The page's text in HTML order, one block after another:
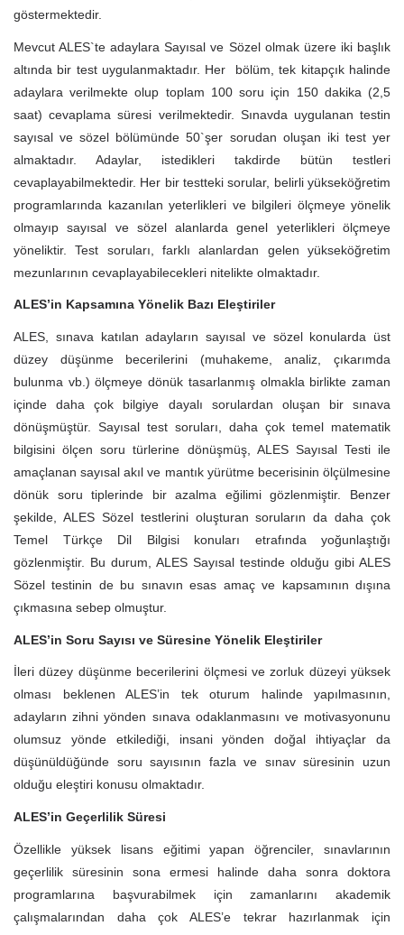
göstermektedir.
Mevcut ALES`te adaylara Sayısal ve Sözel olmak üzere iki başlık
altında bir test uygulanmaktadır. Her bölüm, tek kitapçık halinde
adaylara verilmekte olup toplam 100 soru için 150 dakika (2,5
saat) cevaplama süresi verilmektedir. Sınavda uygulanan testin
sayısal ve sözel bölümünde 50`şer sorudan oluşan iki test yer
almaktadır. Adaylar, istedikleri takdirde bütün testleri
cevaplayabilmektedir. Her bir testteki sorular, belirli yükseköğretim
programlarında kazanılan yeterlikleri ve bilgileri ölçmeye yönelik
olmayıp sayısal ve sözel alanlarda genel yeterlikleri ölçmeye
yöneliktir. Test soruları, farklı alanlardan gelen yükseköğretim
mezunlarının cevaplayabilecekleri nitelikte olmaktadır.
ALES’in Kapsamına Yönelik Bazı Eleştiriler
ALES, sınava katılan adayların sayısal ve sözel konularda üst
düzey düşünme becerilerini (muhakeme, analiz, çıkarımda
bulunma vb.) ölçmeye dönük tasarlanmış olmakla birlikte zaman
içinde daha çok bilgiye dayalı sorulardan oluşan bir sınava
dönüşmüştür. Sayısal test soruları, daha çok temel matematik
bilgisini ölçen soru türlerine dönüşmüş, ALES Sayısal Testi ile
amaçlanan sayısal akıl ve mantık yürütme becerisinin ölçülmesine
dönük soru tiplerinde bir azalma eğilimi gözlenmiştir. Benzer
şekilde, ALES Sözel testlerini oluşturan soruların da daha çok
Temel Türkçe Dil Bilgisi konuları etrafında yoğunlaştığı
gözlenmiştir. Bu durum, ALES Sayısal testinde olduğu gibi ALES
Sözel testinin de bu sınavın esas amaç ve kapsamının dışına
çıkmasına sebep olmuştur.
ALES’in Soru Sayısı ve Süresine Yönelik Eleştiriler
İleri düzey düşünme becerilerini ölçmesi ve zorluk düzeyi yüksek
olması beklenen ALES’in tek oturum halinde yapılmasının,
adayların zihni yönden sınava odaklanmasını ve motivasyonunu
olumsuz yönde etkilediği, insani yönden doğal ihtiyaçlar da
düşünüldüğünde soru sayısının fazla ve sınav süresinin uzun
olduğu eleştiri konusu olmaktadır.
ALES’in Geçerlilik Süresi
Özellikle yüksek lisans eğitimi yapan öğrenciler, sınavlarının
geçerlilik süresinin sona ermesi halinde daha sonra doktora
programlarına başvurabilmek için zamanlarını akademik
çalışmalarından daha çok ALES’e tekrar hazırlanmak için